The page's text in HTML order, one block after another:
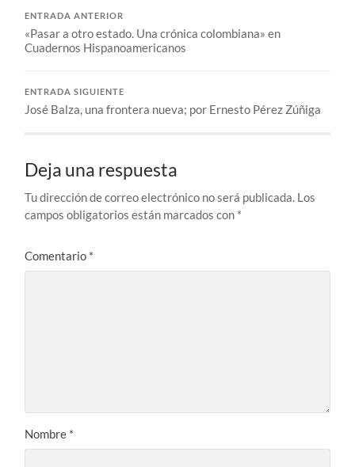
ENTRADA ANTERIOR
«Pasar a otro estado. Una crónica colombiana» en
Cuadernos Hispanoamericanos
ENTRADA SIGUIENTE
José Balza, una frontera nueva; por Ernesto Pérez Zúñiga
Deja una respuesta
Tu dirección de correo electrónico no será publicada. Los
campos obligatorios están marcados con *
Comentario *
Nombre *